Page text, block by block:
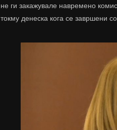
не ги закажувале навремено
токму денеска кога се завршени